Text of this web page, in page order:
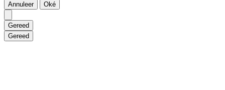
Annuleer Oké
Gereed
Gereed